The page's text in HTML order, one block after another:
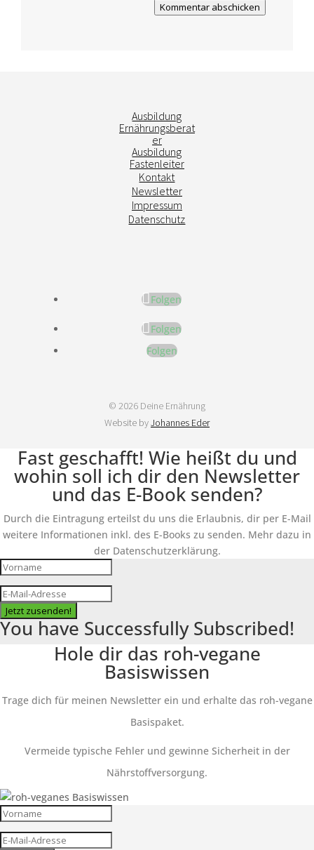
Kommentar abschicken
Ausbildung
Ernährungsberat
er
Ausbildung
Fastenleiter
Kontakt
Newsletter
Impressum
Datenschutz
Folgen
Folgen
Folgen
© 2026 Deine Ernährung
Website byJohannes Eder
Fast geschafft! Wie heißt du und
wohin soll ich dir den Newsletter
und das E-Book senden?
Durch die Eintragung erteilst du uns die Erlaubnis, dir per E-Mail
weitere Informationen inkl. des E-Books zu senden. Mehr dazu in
der Datenschutzerklärung.
Jetzt zusenden!
You have Successfully Subscribed!
Hole dir das roh-vegane
Basiswissen
Trage dich für meinen Newsletter ein und erhalte das roh-vegane
Basispaket.
Vermeide typische Fehler und gewinne Sicherheit in der
Nährstoffversorgung.